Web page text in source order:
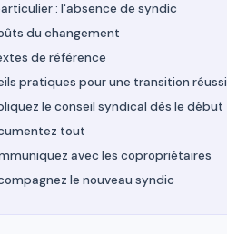
: l'absence de syndic
du changement
de référence
pratiques pour une transition
le conseil syndical dès le début
tout
avec les copropriétaires
le nouveau syndic